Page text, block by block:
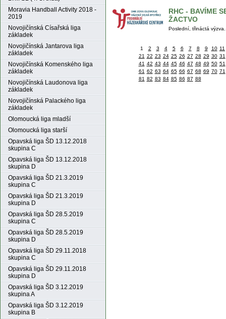
Moravia Handball Activity 2018 -
2019
Novojičínská Císařská liga
základek
Novojičínská Jantarova liga
základek
Novojičínská Komenského liga
základek
Novojičínská Laudonova liga
základek
Novojičínská Palackého liga
základek
Olomoucká liga mladší
Olomoucká liga starší
Opavská liga ŠD 13.12.2018
skupina C
Opavská liga ŠD 13.12.2018
skupina D
Opavská liga ŠD 21.3.2019
skupina C
Opavská liga ŠD 21.3.2019
skupina D
Opavská liga ŠD 28.5.2019
skupina C
Opavská liga ŠD 28.5.2019
skupina D
Opavská liga ŠD 29.11.2018
skupina C
Opavská liga ŠD 29.11.2018
skupina D
Opavská liga ŠD 3.12.2019
skupina A
Opavská liga ŠD 3.12.2019
skupina B
RHC - BAVÍME
ŽACTVO
Poslední, třináctá výzva.
1 2 3 4 5 6 7 8 9 10 11
21 22 23 24 25 26 27 28 29 30 31
41 42 43 44 45 46 47 48 49 50 51
61 62 63 64 65 66 67 68 69 70 71
81 82 83 84 85 86 87 88